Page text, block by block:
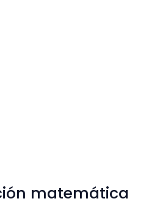
matemática